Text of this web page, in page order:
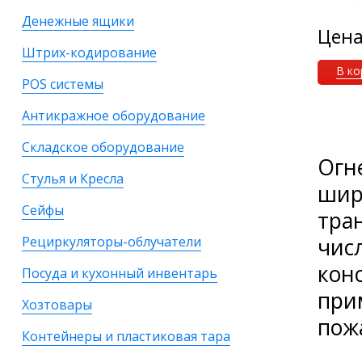
Денежные ящики
Штрих-кодирование
POS системы
Антикражное оборудование
Складское оборудование
Стулья и Кресла
Сейфы
Рециркуляторы-облучатели
Посуда и кухонный инвентарь
Хозтовары
Контейнеры и пластиковая тара
В